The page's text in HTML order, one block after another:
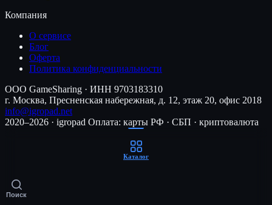
Компания
О сервисе
Блог
Оферта
Политика конфиденциальности
ООО GameSharing · ИНН 9703183310
г. Москва, Пресненская набережная, д. 12, этаж 20, офис 2018
info@igropad.net
2020–2026 · igropad Оплата: карты РФ · СБП · криптовалюта
Каталог
Поиск